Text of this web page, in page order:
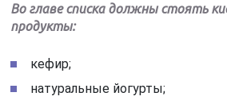
Во главе списка должны стоять
продукты:
кефир;
натуральные йогурты;